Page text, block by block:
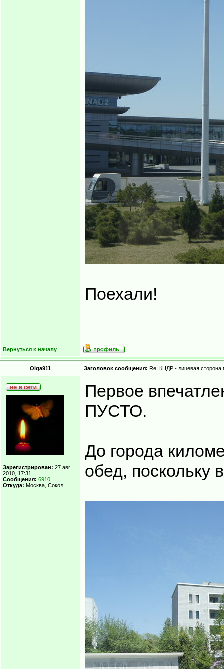
Поехали!
Вернуться к началу
Olga911 Заголовок сообщения: Re: КНДР - лицевая сторона
Зарегистрирован: 27 авг
2010, 17:31
Сообщения: 6910
Откуда: Москва, Сокол
Первое
ПУСТО.
До города
обед, поскольку